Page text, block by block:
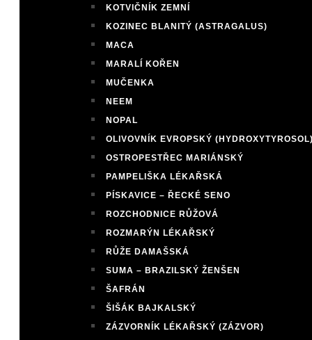
KOTVIČNÍK ZEMNÍ
KOZINEC BLANITÝ (ASTRAGALUS)
MACA
MARALÍ KOŘEN
MUČENKA
NEEM
NOPAL
OLIVOVNÍK EVROPSKÝ
OSTROPESTŘEC MARIÁNSKÝ
PAMPELIŠKA LÉKAŘSKÁ
PÍSKAVICE – ŘECKÉ SENO
ROZCHODNICE RŮŽOVÁ
ROZMARÝN LÉKAŘSKÝ
RŮŽE DAMAŠSKÁ
SUMA – BRAZILSKÝ ŽENŠEN
ŠAFRÁN
ŠIŠÁK BAJKALSKÝ
ZÁZVORNÍK LÉKAŘSKÝ (ZÁZVOR)